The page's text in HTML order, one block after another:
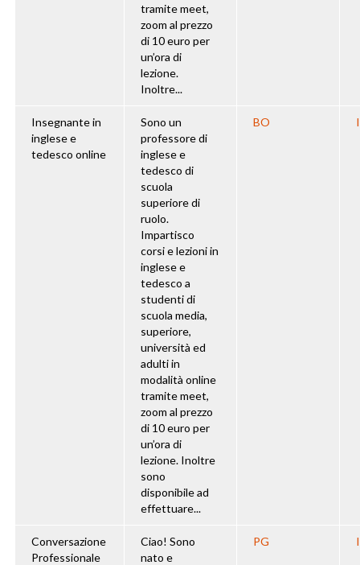
tramite meet,
zoom al prezzo
di 10 euro per
un’ora di
lezione.
Inoltre...
Insegnante in
inglese e
tedesco online
Sono un
professore di
inglese e
tedesco di
scuola
superiore di
ruolo.
Impartisco
corsi e lezioni in
inglese e
tedesco a
studenti di
scuola media,
superiore,
università ed
adulti in
modalità online
tramite meet,
zoom al prezzo
di 10 euro per
un’ora di
lezione. Inoltre
sono
disponibile ad
effettuare...
BO
Conversazione
Professionale
Ciao! Sono
nato e
PG